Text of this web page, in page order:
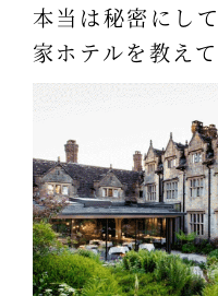
本当は秘密にし
家ホテルを教えて